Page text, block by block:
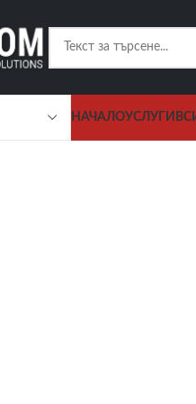
НАЧАЛОУСЛУГИ